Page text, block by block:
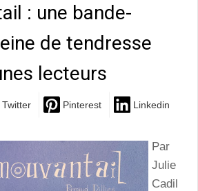
: une bande-
de tendresse
lecteurs
Twitter Pinterest Linkedin
Par
Julie
Cadil